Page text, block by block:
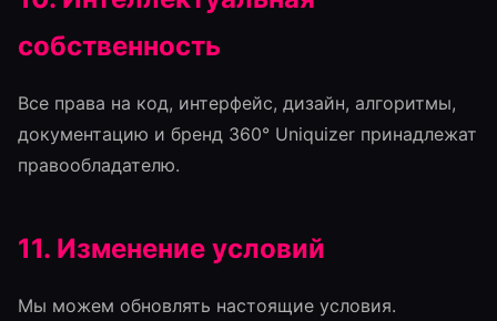
собственность
Все права на код, интерфейс, дизайн, алгоритмы,
документацию и бренд 360° Uniquizer принадлежат
правообладателю.
11. Изменение условий
Мы можем обновлять настоящие условия.